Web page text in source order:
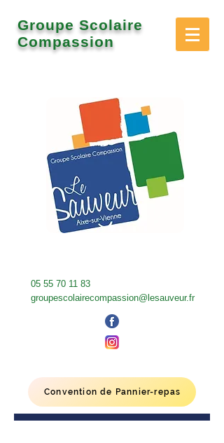
Groupe Scolaire
Compassion
05 55 70 11 83
groupescolairecompassion@lesauveur.fr
Convention de Pannier-repas